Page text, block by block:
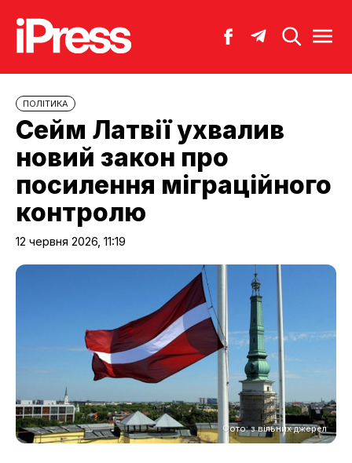
ПОЛІТИКА
Сейм Латвії ухвалив
новий закон про
посилення міграційного
контролю
12 червня 2026, 11:19
Фото: з вільних джерел